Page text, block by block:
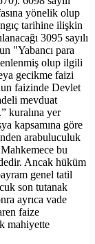
yönelik olup
tarihine ilişkin
3095 sayılı
"Yabancı para
olup ilgili
gecikme faizi
faizinde Devlet
mevduat
kuralına yer
kapsamına göre
arabuluculuk
bu
Ancak hüküm
genel tatil
son tutanak
ayrıca vade
faize
mahiyette